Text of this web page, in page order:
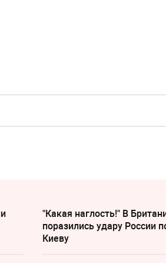
"Какая наглость!" В
поразились удару России
Киеву